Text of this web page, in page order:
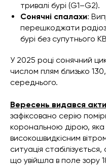
тривалі бурі (G1–G2).
Сонячні спалахи:
перешкоджати
бурі без супутнього
У 2025 році сонячний
числом плям близько
середнього.
Вересень видався
зафіксовано серію
корональною дірою,
високошвидкісним
ситуація
що увійшла в поле зору